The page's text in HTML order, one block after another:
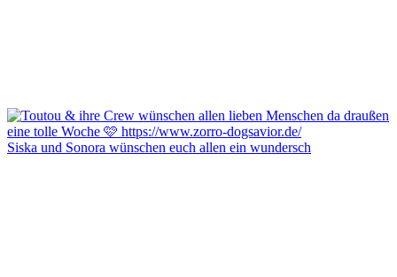
Siska und Sonora wünschen euch allen ein wundersch